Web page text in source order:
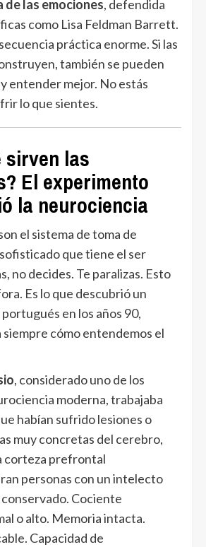
las emociones, defendida
como Lisa Feldman Barrett.
práctica enorme. Si las
también se pueden
entender mejor. No estás
lo que sientes.
sirven las
El experimento
la neurociencia
el sistema de toma de
que tiene el ser
no decides. Te paralizas. Esto
Es lo que descubrió un
en los años 90,
siempre cómo entendemos el
, considerado uno de los
moderna, trabajaba
habían sufrido lesiones o
muy concretas del cerebro,
corteza prefrontal
personas con un intelecto
Cociente
o alto. Memoria intacta.
Capacidad de